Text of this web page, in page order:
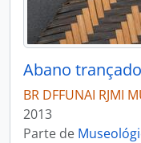
Abano trançado
BR DFFUNAI RJMI
2013
Parte de